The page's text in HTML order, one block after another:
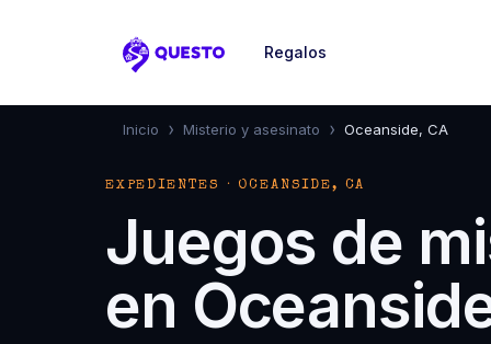
Questo
Regalos
Inicio › Misterio y asesinato › Oceanside, CA
EXPEDIENTES · OCEANSIDE, CA
Juegos de
en